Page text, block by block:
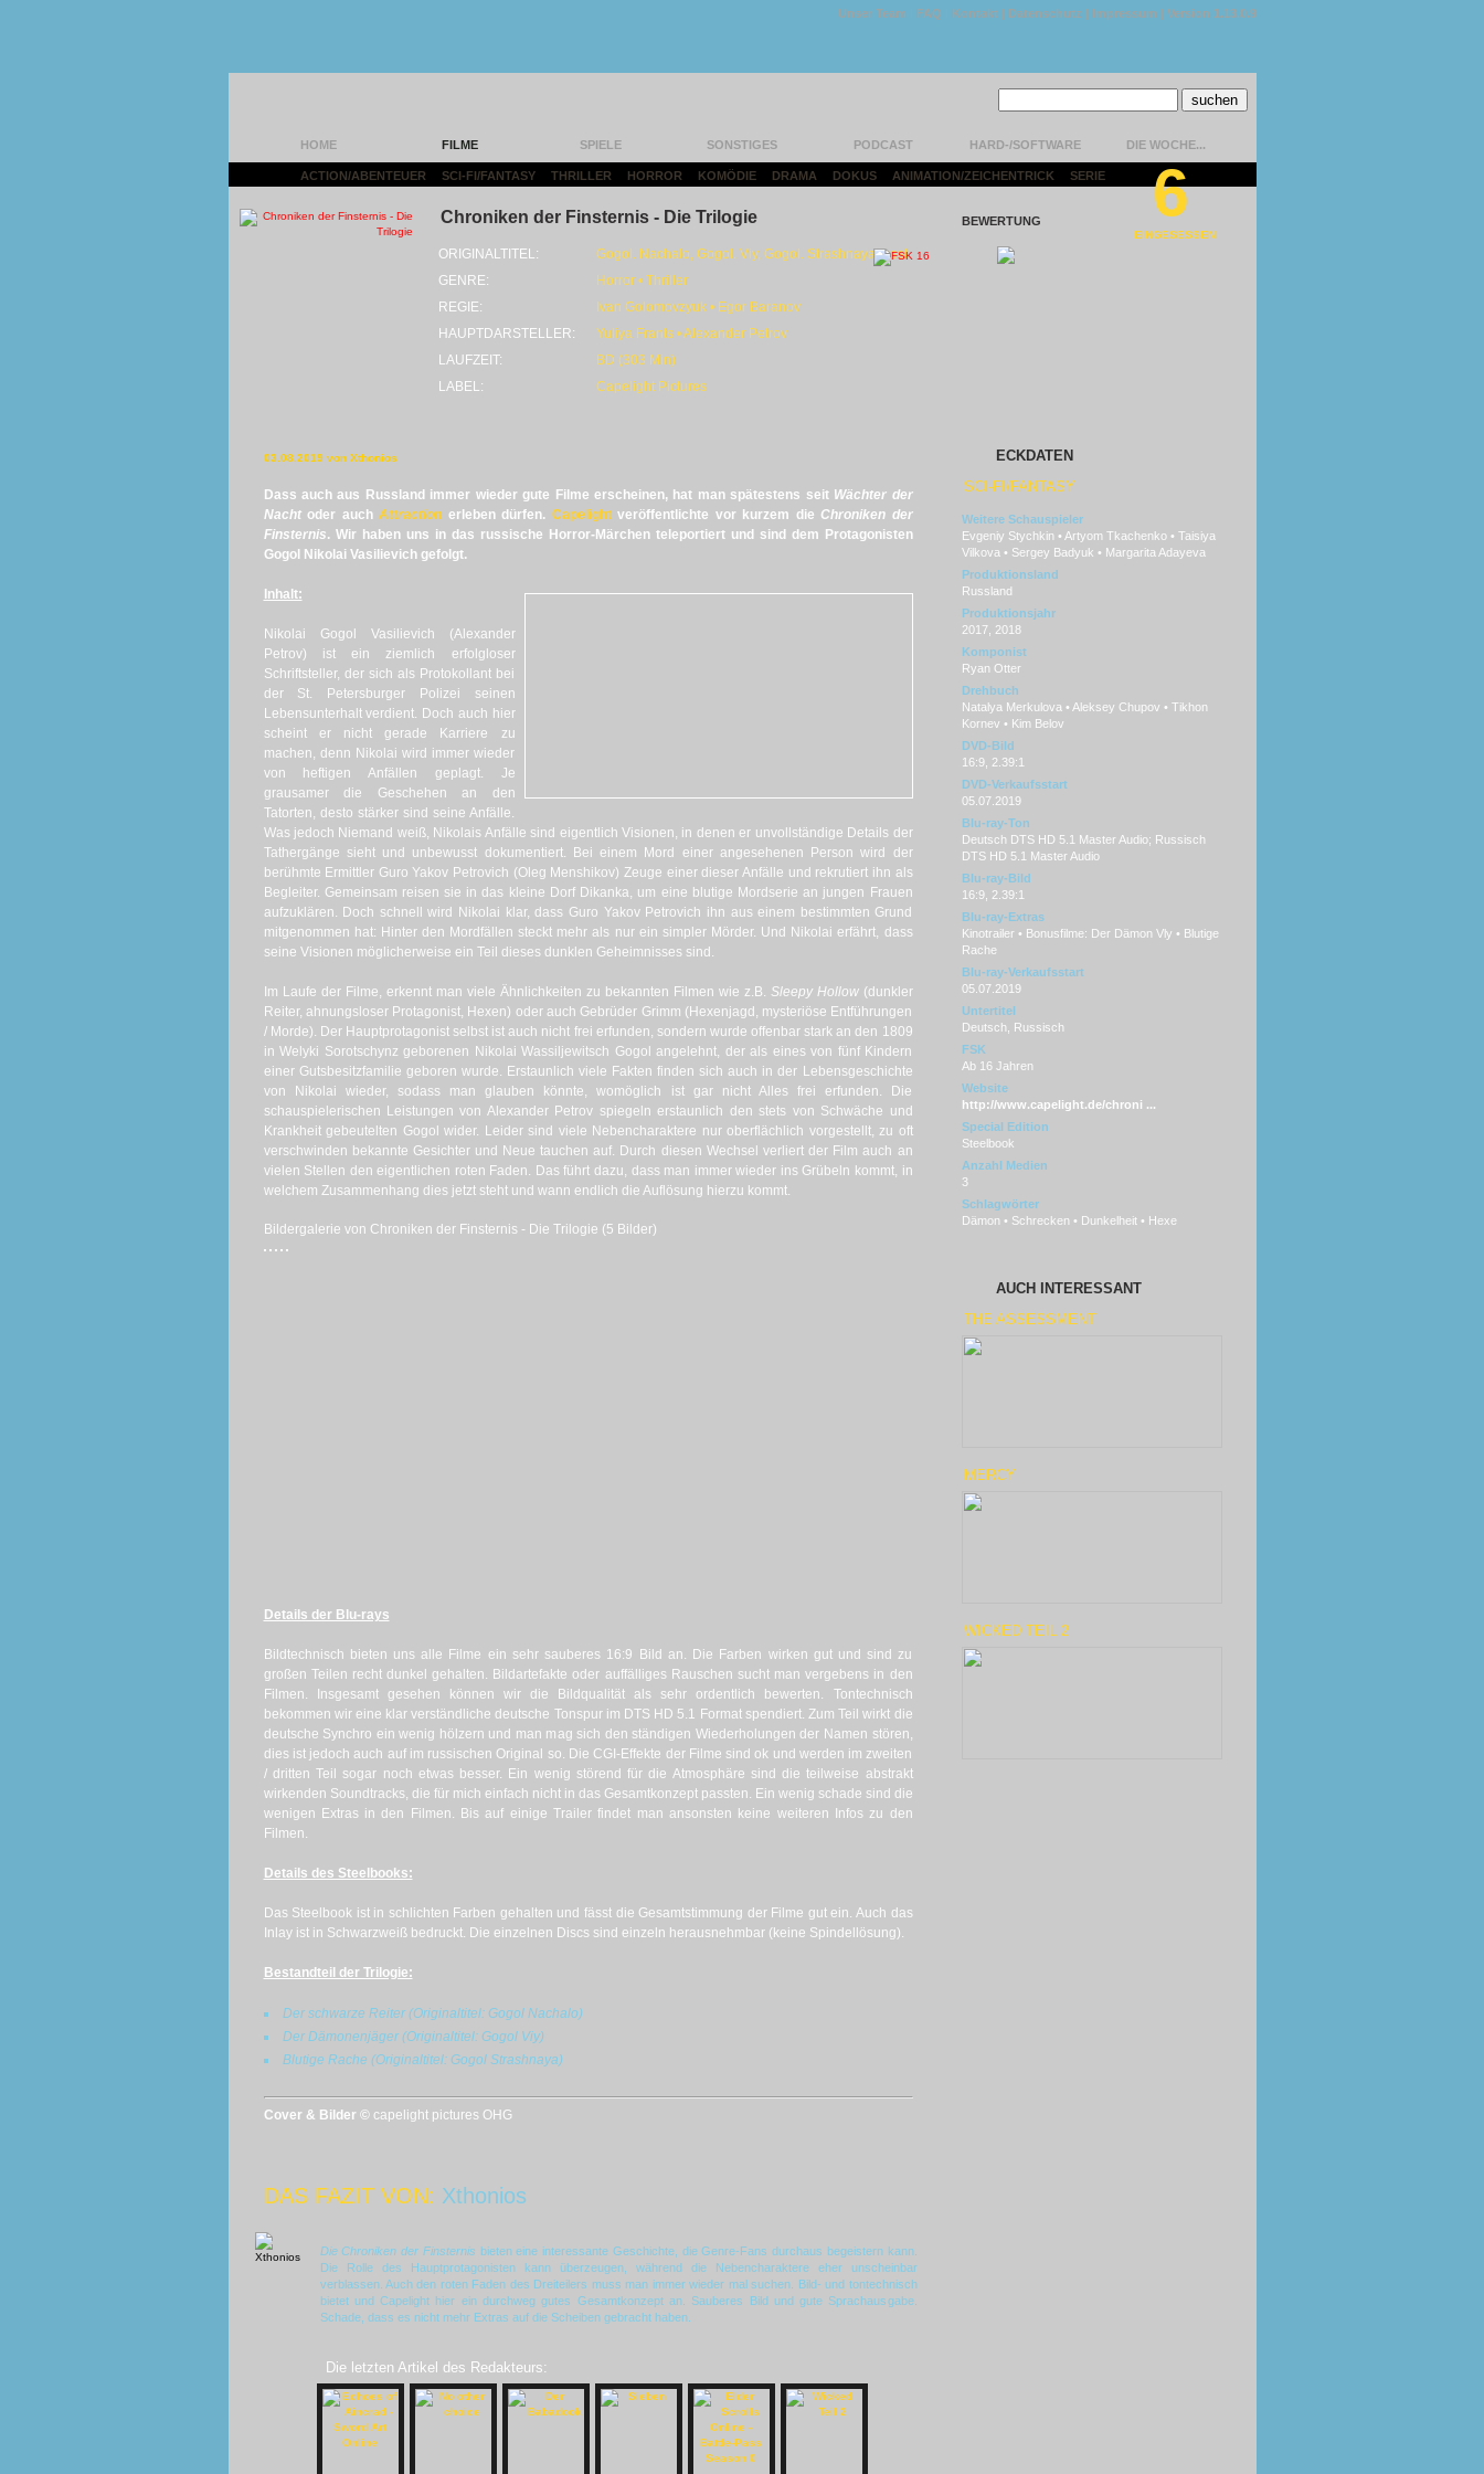
Unser Team | FAQ | Kontakt | Datenschutz | Impressum | Version 1.13.0.9
HOME FILME SPIELE SONSTIGES PODCAST HARD-/SOFTWARE DIE WOCHE...
ACTION/ABENTEUER SCI-FI/FANTASY THRILLER HORROR KOMÖDIE DRAMA DOKUS ANIMATION/ZEICHENTRICK SERIE
Chroniken der Finsternis - Die Trilogie
ORIGINALTITEL:
Gogol. Nachalo, Gogol. Viy, Gogol. Strashnaya mest
GENRE:
Horror • Thriller
REGIE:
Ivan Golomovzyuk • Egor Baranov
HAUPTDARSTELLER:
Yuliya Frants • Alexander Petrov
LAUFZEIT:
BD (303 Min)
LABEL:
Capelight Pictures
BEWERTUNG 6
EINGESESSEN
03.08.2019 von Xthonios
Dass auch aus Russland immer wieder gute Filme erscheinen, hat man spätestens seit Wächter der
Nacht oder auch Attraction erleben dürfen. Capelightveröffentlichte vor kurzem die Chroniken der
Finsternis. Wir haben uns in das russische Horror-Märchen teleportiert und sind dem Protagonisten
Gogol Nikolai Vasilievich gefolgt.
Inhalt:
Nikolai Gogol Vasilievich (Alexander
Petrov) ist ein ziemlich erfolgloser
Schriftsteller, der sich als Protokollant bei
der St. Petersburger Polizei seinen
Lebensunterhalt verdient. Doch auch hier
scheint er nicht gerade Karriere zu
machen, denn Nikolai wird immer wieder
von heftigen Anfällen geplagt. Je
grausamer die Geschehen an den
Tatorten, desto stärker sind seine Anfälle.
Was jedoch Niemand weiß, Nikolais Anfälle sind eigentlich Visionen, in denen er unvollständige Details der
Tathergänge sieht und unbewusst dokumentiert. Bei einem Mord einer angesehenen Person wird der
berühmte Ermittler Guro Yakov Petrovich (Oleg Menshikov) Zeuge einer dieser Anfälle und rekrutiert ihn als
Begleiter. Gemeinsam reisen sie in das kleine Dorf Dikanka, um eine blutige Mordserie an jungen Frauen
aufzuklären. Doch schnell wird Nikolai klar, dass Guro Yakov Petrovich ihn aus einem bestimmten Grund
mitgenommen hat: Hinter den Mordfällen steckt mehr als nur ein simpler Mörder. Und Nikolai erfährt, dass
seine Visionen möglicherweise ein Teil dieses dunklen Geheimnisses sind.
Im Laufe der Filme, erkennt man viele Ähnlichkeiten zu bekannten Filmen wie z.B. Sleepy Hollow(dunkler
Reiter, ahnungsloser Protagonist, Hexen) oder auch Gebrüder Grimm (Hexenjagd, mysteriöse Entführungen
/ Morde). Der Hauptprotagonist selbst ist auch nicht frei erfunden, sondern wurde offenbar stark an den 1809
in Welyki Sorotschynz geborenen Nikolai Wassiljewitsch Gogol angelehnt, der als eines von fünf Kindern
einer Gutsbesitzfamilie geboren wurde. Erstaunlich viele Fakten finden sich auch in der Lebensgeschichte
von Nikolai wieder, sodass man glauben könnte, womöglich ist gar nicht Alles frei erfunden. Die
schauspielerischen Leistungen von Alexander Petrov spiegeln erstaunlich den stets von Schwäche und
Krankheit gebeutelten Gogol wider. Leider sind viele Nebencharaktere nur oberflächlich vorgestellt, zu oft
verschwinden bekannte Gesichter und Neue tauchen auf. Durch diesen Wechsel verliert der Film auch an
vielen Stellen den eigentlichen roten Faden. Das führt dazu, dass man immer wieder ins Grübeln kommt, in
welchem Zusammenhang dies jetzt steht und wann endlich die Auflösung hierzu kommt.
Bildergalerie von Chroniken der Finsternis - Die Trilogie (5 Bilder)
Details der Blu-rays
Bildtechnisch bieten uns alle Filme ein sehr sauberes 16:9 Bild an. Die Farben wirken gut und sind zu
großen Teilen recht dunkel gehalten. Bildartefakte oder auffälliges Rauschen sucht man vergebens in den
Filmen. Insgesamt gesehen können wir die Bildqualität als sehr ordentlich bewerten. Tontechnisch
bekommen wir eine klar verständliche deutsche Tonspur im DTS HD 5.1 Format spendiert. Zum Teil wirkt die
deutsche Synchro ein wenig hölzern und man mag sich den ständigen Wiederholungen der Namen stören,
dies ist jedoch auch auf im russischen Original so. Die CGI-Effekte der Filme sind ok und werden im zweiten
/ dritten Teil sogar noch etwas besser. Ein wenig störend für die Atmosphäre sind die teilweise abstrakt
wirkenden Soundtracks, die für mich einfach nicht in das Gesamtkonzept passten. Ein wenig schade sind die
wenigen Extras in den Filmen. Bis auf einige Trailer findet man ansonsten keine weiteren Infos zu den
Filmen.
Details des Steelbooks:
Das Steelbook ist in schlichten Farben gehalten und fässt die Gesamtstimmung der Filme gut ein. Auch das
Inlay ist in Schwarzweiß bedruckt. Die einzelnen Discs sind einzeln herausnehmbar (keine Spindellösung).
Bestandteil der Trilogie:
Der schwarze Reiter (Originaltitel: Gogol Nachalo)
Der Dämonenjäger (Originaltitel: Gogol Viy)
Blutige Rache (Originaltitel: Gogol Strashnaya)
Cover & Bilder © capelight pictures OHG
DAS FAZIT VON: Xthonios
Die Chroniken der Finsternis bieten eine interessante Geschichte, die Genre-Fans durchaus begeistern kann.
Die Rolle des Hauptprotagonisten kann überzeugen, während die Nebencharaktere eher unscheinbar
verblassen. Auch den roten Faden des Dreiteilers muss man immer wieder mal suchen. Bild- und tontechnisch
bietet und Capelight hier ein durchweg gutes Gesamtkonzept an. Sauberes Bild und gute Sprachausgabe.
Schade, dass es nicht mehr Extras auf die Scheiben gebracht haben.
Die letzten Artikel des Redakteurs:
ECKDATEN
SCI-FI/FANTASY
Weitere Schauspieler
Evgeniy Stychkin • Artyom Tkachenko • Taisiya
Vilkova • Sergey Badyuk • Margarita Adayeva
Produktionsland
Russland
Produktionsjahr
2017, 2018
Komponist
Ryan Otter
Drehbuch
Natalya Merkulova • Aleksey Chupov • Tikhon
Kornev • Kim Belov
DVD-Bild
16:9, 2.39:1
DVD-Verkaufsstart
05.07.2019
Blu-ray-Ton
Deutsch DTS HD 5.1 Master Audio; Russisch
DTS HD 5.1 Master Audio
Blu-ray-Bild
16:9, 2.39:1
Blu-ray-Extras
Kinotrailer • Bonusfilme: Der Dämon Vly • Blutige
Rache
Blu-ray-Verkaufsstart
05.07.2019
Untertitel
Deutsch, Russisch
FSK
Ab 16 Jahren
Website
http://www.capelight.de/chroni ...
Special Edition
Steelbook
Anzahl Medien
3
Schlagwörter
Dämon • Schrecken • Dunkelheit • Hexe
AUCH INTERESSANT
THE ASSESSMENT
MERCY
WICKED TEIL 2